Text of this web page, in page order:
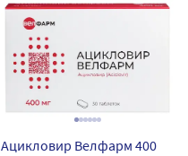
Ацикловир Велфарм 400